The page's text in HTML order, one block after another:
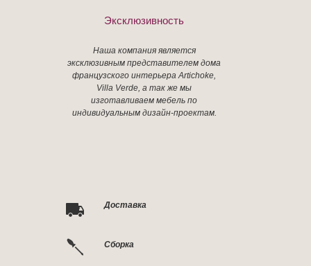
Эксклюзивность
Наша компания является
эксклюзивным представителем дома
французского интерьера Artichoke,
Villa Verde, а так же мы
изготавливаем мебель по
индивидуальным дизайн-проектам.
Доставка
Сборка